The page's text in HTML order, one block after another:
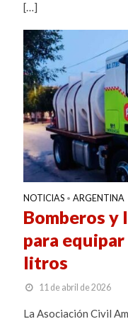
[…]
NOTICIAS • ARGENTINA
Bomberos y
para
litros
11 de abril de 2026
La Asociación Civil